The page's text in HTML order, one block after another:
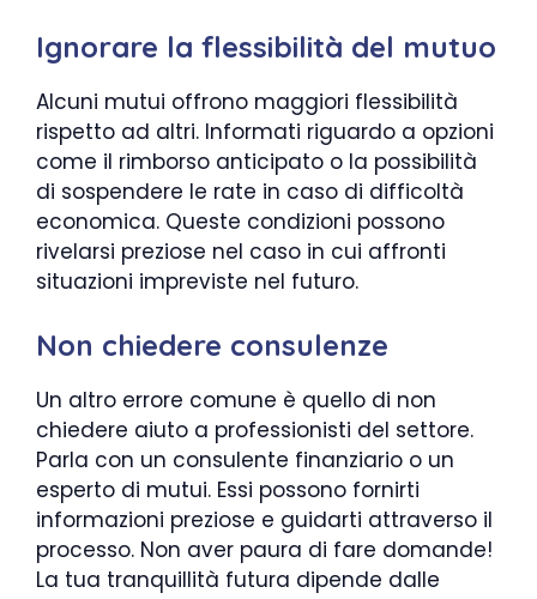
Ignorare la flessibilità del mutuo
Alcuni mutui offrono maggiori flessibilità
rispetto ad altri. Informati riguardo a opzioni
come il rimborso anticipato o la possibilità
di sospendere le rate in caso di difficoltà
economica. Queste condizioni possono
rivelarsi preziose nel caso in cui affronti
situazioni impreviste nel futuro.
Non chiedere consulenze
Un altro errore comune è quello di non
chiedere aiuto a professionisti del settore.
Parla con un consulente finanziario o un
esperto di mutui. Essi possono fornirti
informazioni preziose e guidarti attraverso il
processo. Non aver paura di fare domande!
La tua tranquillità futura dipende dalle